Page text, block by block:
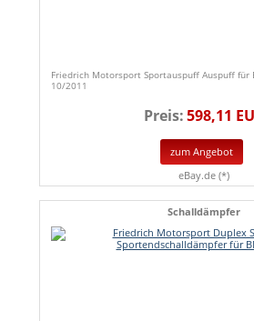
Friedrich Motorsport Sportauspuff Auspuff für
10/2011
Preis:598,11
zum Angebot
eBay.de (*)
Schalldämpfer